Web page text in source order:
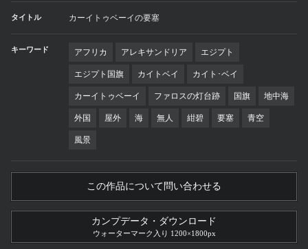
タイトル カーイトゥベーイの要塞
キーワード アフリカ アレキサンドリア エジプト
エジプト国旗 カイトベイ カイト･ベイ
カーイトゥベーイ ファロスの灯台跡 国旗 地中海
外国 屋外 海 無人 紺碧 要塞 青空
風景
この作品について問い合わせる
カンプデータ・ダウンロード
ウォーターマーク入り 1200×1800px